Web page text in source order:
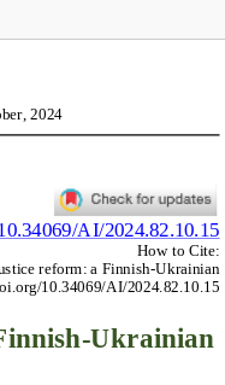
AI/2024.82.10.15
How to Cite:
reform: a Finnish-Ukrainian
10.34069/AI/2024.82.10.1 5
-Ukrainian
, 2024